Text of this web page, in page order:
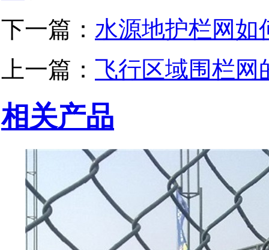
下一篇： 水源地护栏网如
上一篇：
飞行区域围栏
相关产品